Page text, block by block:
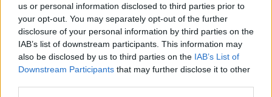
us or personal information disclosed to third parties prior to
your opt-out. You may separately opt-out of the further
disclosure of your personal information by third parties on the
IAB’s list of downstream participants. This information may
also be disclosed by us to third parties on the IAB’s List of
Downstream Participants that may further disclose it to other
09·08·2026 07:44
Η αυτοκρατορία του «Έντικ» και ο «μεγάλος»
που φέρεται να βρίσκεται πίσω του – Τι ορίζει ο